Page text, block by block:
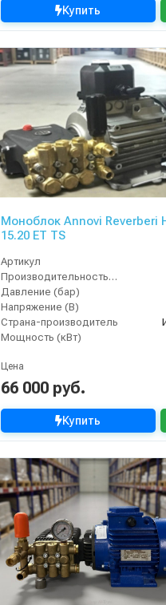
Купить
Моноблок Annovi Reverberi
15.20 ET TS
Артикул
Производительность (л/мин)
Давление (бар)
Напряжение (В)
Страна-производитель
Мощность (кВт)
Цена
66 000 руб.
Купить